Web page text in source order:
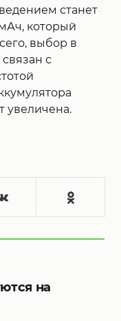
станет
который
выбор в
с
увеличена.
на